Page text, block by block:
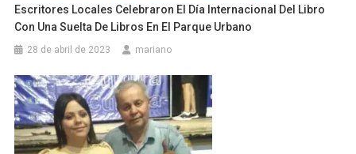
Escritores Locales Celebraron El Día Internacional Del Libro
Con Una Suelta De Libros En El Parque Urbano
28 de abril de 2023 mariano